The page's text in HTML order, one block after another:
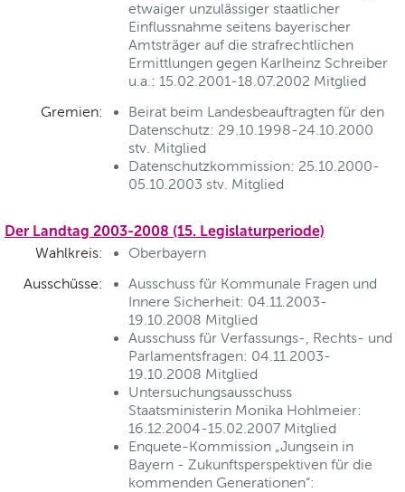
etwaiger unzulässiger staatlicher
Einflussnahme seitens bayerischer
Amtsträger auf die strafrechtlichen
Ermittlungen gegen Karlheinz Schreiber
u.a.: 15.02.2001-18.07.2002 Mitglied
Gremien:
Beirat beim Landesbeauftragten für den
Datenschutz: 29.10.1998-24.10.2000
stv. Mitglied
Datenschutzkommission: 25.10.2000-
05.10.2003 stv. Mitglied
Der Landtag 2003-2008 (15. Legislaturperiode)
Wahlkreis:
Oberbayern
Ausschüsse:
Ausschuss für Kommunale Fragen und
Innere Sicherheit: 04.11.2003-
19.10.2008 Mitglied
Ausschuss für Verfassungs-, Rechts- und
Parlamentsfragen: 04.11.2003-
19.10.2008 Mitglied
Untersuchungsausschuss
Staatsministerin Monika Hohlmeier:
16.12.2004-15.02.2007 Mitglied
Enquete-Kommission „Jungsein in
Bayern - Zukunftsperspektiven für die
kommenden Generationen“: